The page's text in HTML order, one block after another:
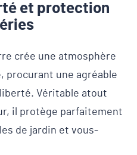
et protection
crée une atmosphère
procurant une agréable
Véritable atout
il protège parfaitement
de jardin et vous-